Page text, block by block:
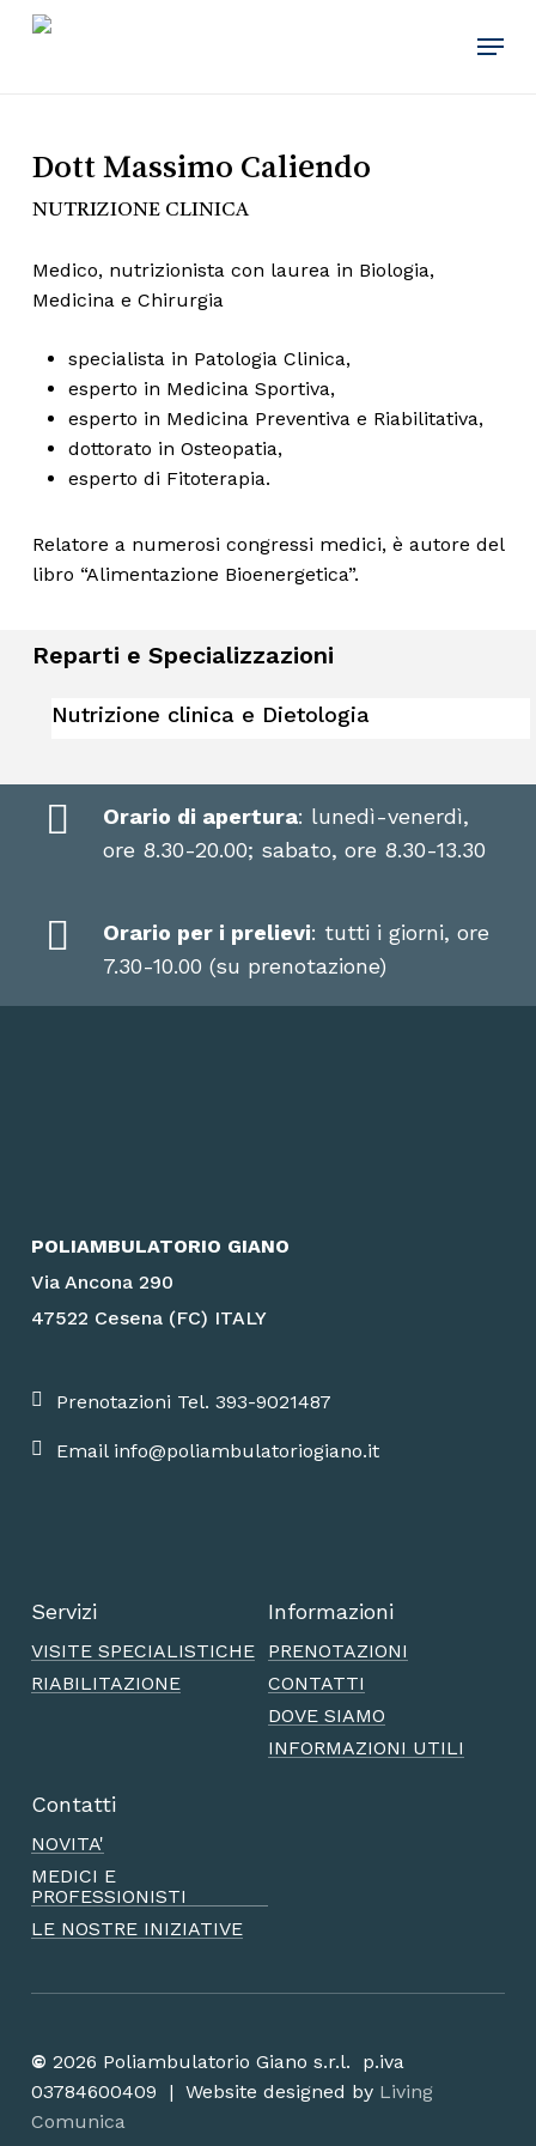
Skip
Menu
Dott Massimo Caliendo
NUTRIZIONE CLINICA
Medico, nutrizionista con laurea in Biologia,
Medicina e Chirurgia
specialista in Patologia Clinica,
esperto in Medicina Sportiva,
esperto in Medicina Preventiva e Riabilitativa,
dottorato in Osteopatia,
esperto di Fitoterapia.
Relatore a numerosi congressi medici, è autore del
libro “Alimentazione Bioenergetica”.
Reparti e Specializzazioni
Nutrizione clinica e Dietologia
Orario di apertura: lunedì-venerdì,
ore 8.30-20.00; sabato, ore 8.30-13.30
Orario per i prelievi: tutti i giorni, ore
7.30-10.00 (su prenotazione)
POLIAMBULATORIO GIANO
Via Ancona 290
47522 Cesena (FC) ITALY
Prenotazioni Tel. 393-9021487
Email info@poliambulatoriogiano.it
Servizi
VISITE SPECIALISTICHE
RIABILITAZIONE
Informazioni
PRENOTAZIONI
CONTATTI
DOVE SIAMO
INFORMAZIONI UTILI
Contatti
NOVITA'
MEDICI E
PROFESSIONISTI
LE NOSTRE INIZIATIVE
© 2026 Poliambulatorio Giano s.r.l. p.iva
03784600409 | Website designed by Living
Comunica